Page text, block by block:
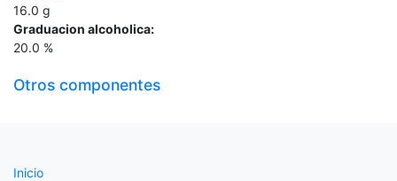
16.0 g
Graduacion alcoholica:
20.0 %
Otros componentes
Inicio